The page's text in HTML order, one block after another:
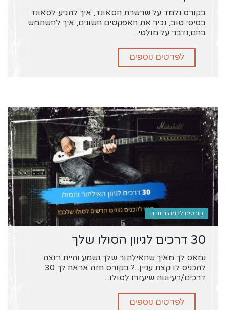
בקורס נלמד על שרשרת הסאונד, איך להגיע לסאונד
בסיסי טוב, נכיר את האפקטים השונים, איך להשתמש
בהם,נדבר על מולטי...
לפרטים נוספים
קורסים לרמה בינונית
30 דרכים לגיוון הסולו שלך
נמאס לך מאיך שהאילתור שלך נשמע והיית רוצה
להכניס לו קצת עניין...? בקורס הזה אראה לך 30
דרכים/רעיונות שיעזרו לסולו...
לפרטים נוספים